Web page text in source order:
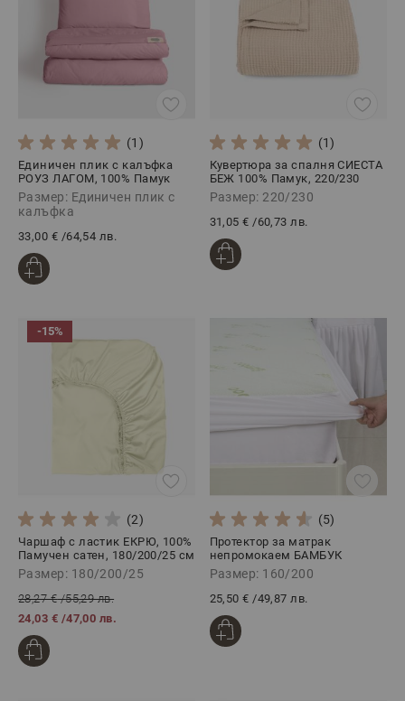
(1)
Единичен плик с калъфка
РОУЗ ЛАГОМ, 100% Памук
Ранфорс, 2 части
Размер: Единичен плик с
калъфка
33,00 € /64,54 лв.
(1)
Кувертюра за спалня СИЕСТА
БЕЖ 100% Памук, 220/230
Размер: 220/230
31,05 € /60,73 лв.
-15%
(2)
Чаршаф с ластик ЕКРЮ, 100%
Памучен сатен, 180/200/25 см
Размер: 180/200/25
28,27 €/55,29 лв.
24,03 € /47,00 лв.
(5)
Протектор за матрак
непромокаем БАМБУК
160/200
Размер: 160/200
25,50 € /49,87 лв.